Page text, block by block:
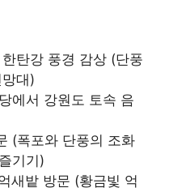
탄강 풍경 감상 (단풍
대)
에서 강원도 토속 음
(폭포와 단풍의 조화
기기)
새밭 방문 (황금빛 억